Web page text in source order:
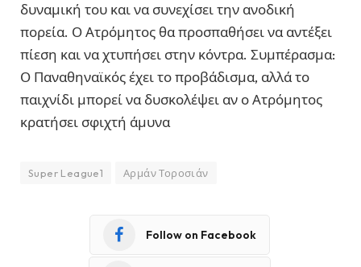
δυναμική του και να συνεχίσει την ανοδική
πορεία. Ο Ατρόμητος θα προσπαθήσει να αντέξει
πίεση και να χτυπήσει στην κόντρα. Συμπέρασμα:
Ο Παναθηναϊκός έχει το προβάδισμα, αλλά το
παιχνίδι μπορεί να δυσκολέψει αν ο Ατρόμητος
κρατήσει σφιχτή άμυνα
Super League1 Αρμάν Τοροσιάν
Follow on Facebook